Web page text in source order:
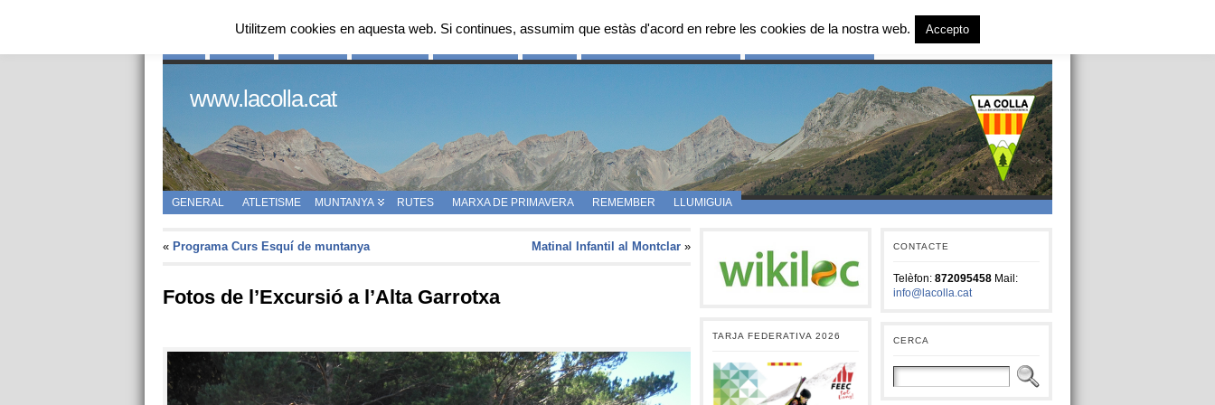
www.lacolla.cat
GENERAL ATLETISME MUNTANYA RUTES MARXA DE PRIMAVERA REMEMBER LLUMIGUIA
« Programa Curs Esquí de muntanya Matinal Infantil al Montclar »
Fotos de l’Excursió a l’Alta Garrotxa
TARJA FEDERATIVA 2026
CONTACTE
Telèfon: 872095458 Mail:
info@lacolla.cat
CERCA
Utilitzem cookies en aquesta web. Si continues, assumim que estàs d'acord en rebre les cookies de la nostra web. Accepto